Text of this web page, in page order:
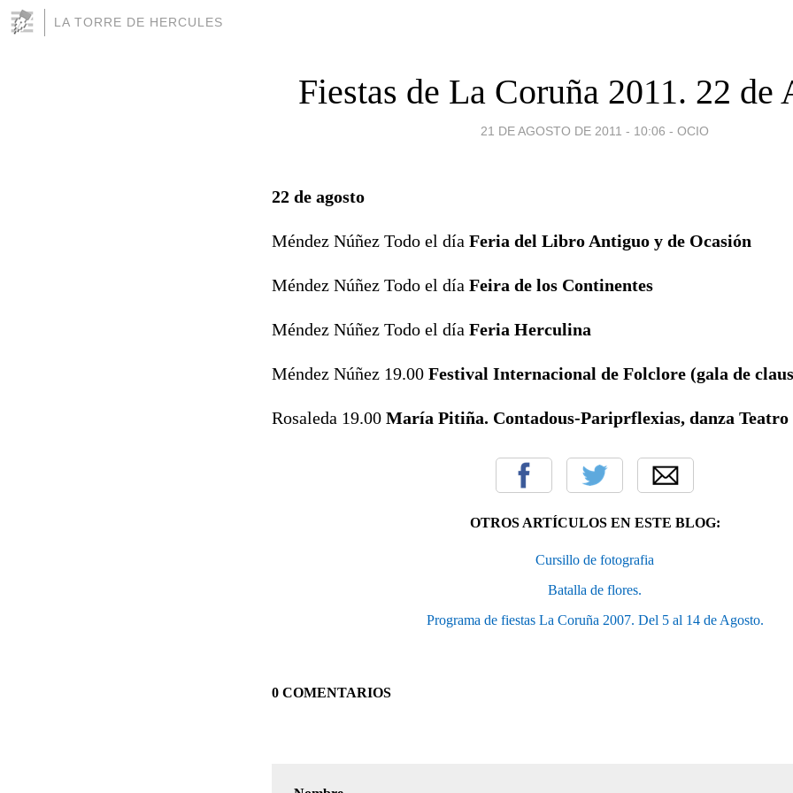
LA TORRE DE HERCULES
Fiestas de La Coruña 2011. 22 de
21 DE AGOSTO DE 2011 - 10:06 - OCIO
22 de agosto
Méndez Núñez Todo el día Feria del Libro Antiguo y de Ocasión
Méndez Núñez Todo el día Feira de los Continentes
Méndez Núñez Todo el día Feria Herculina
Méndez Núñez 19.00 Festival Internacional de Folclore (gala de
Rosaleda 19.00 María Pitiña. Contadous-Pariprflexias, danza Teatro
OTROS ARTÍCULOS EN ESTE BLOG:
Cursillo de fotografia
Batalla de flores.
Programa de fiestas La Coruña 2007. Del 5 al 14 de Agosto.
0 COMENTARIOS